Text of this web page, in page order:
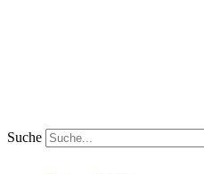
Suche